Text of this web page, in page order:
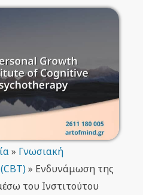
» Γνωσιακή
» Ενδυνάμωση της
του Ινστιτούτου